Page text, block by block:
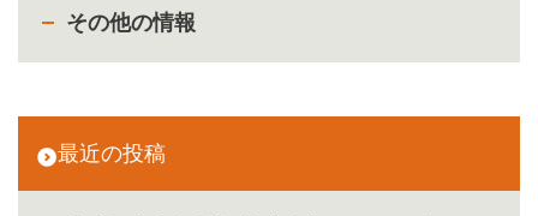
その他の情報
最近の投稿